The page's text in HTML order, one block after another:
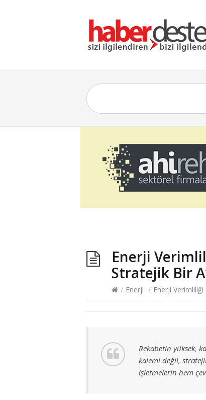
Enerji
Stratejik Bir
/ Enerji / Enerji
Rekabetin yüksek,
kalemi değil,
işletmelerin hem